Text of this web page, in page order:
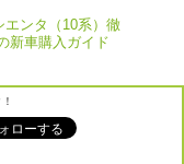
ンタ（10系）徹
新車購入ガイド